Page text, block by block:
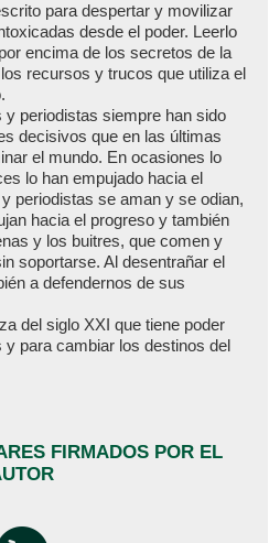
para despertar y movilizar
desde el poder. Leerlo
encima de los secretos de la
recursos y trucos que utiliza el
periodistas siempre han sido
decisivos que en las últimas
el mundo. En ocasiones lo
lo han empujado hacia el
periodistas se aman y se odian,
hacia el progreso y también
y los buitres, que comen y
soportarse. Al desentrañar el
a defendernos de sus
del siglo XXI que tiene poder
y para cambiar los destinos del
FIRMADOS POR EL